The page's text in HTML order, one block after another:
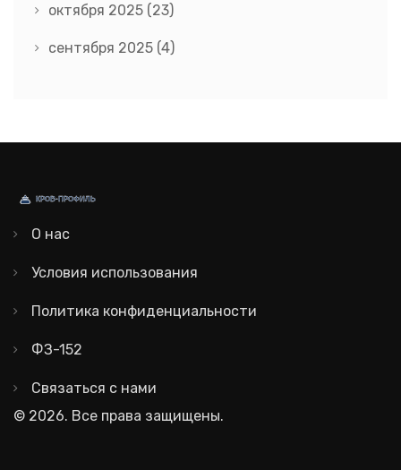
октября 2025 (23)
сентября 2025 (4)
О нас
Условия использования
Политика конфиденциальности
ФЗ-152
Связаться с нами
© 2026. Все права защищены.